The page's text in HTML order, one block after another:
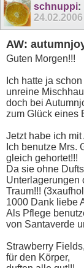
schnuppi:
24.02.2006
AW:
Guten Morgen!!!
Ich hatte ja
unreine
doch bei
zum Glück eines
Jetzt habe ich
Ich benutze Mrs.
gleich gehortet!!!
Da sie ohne
Unterlagerungen
Traum!!!
1000 Dank liebe
Als Pflege
von Santaverde
Strawberry
für den Körper,